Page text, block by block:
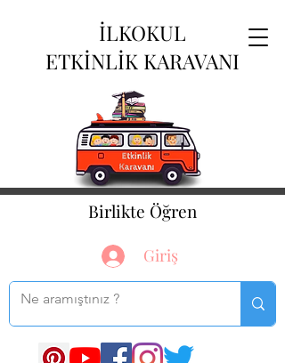
İLKOKUL
ETKİNLİK KARAVANI
Birlikte Öğren
Giriş